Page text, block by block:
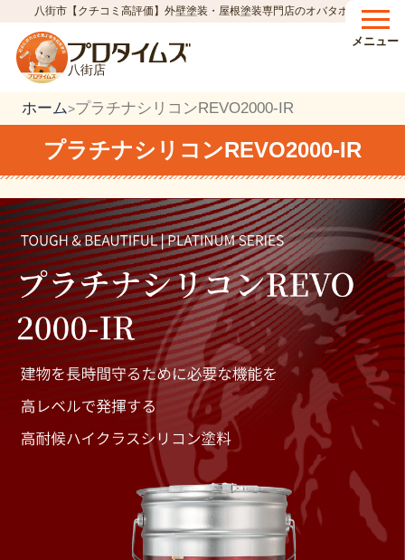
八街市【クチコミ高評価】外壁塗装・屋根塗装専門店のオバタホーム
八街店
メニュー
ホーム>プラチナシリコンREVO2000-IR
プラチナシリコンREVO2000-IR